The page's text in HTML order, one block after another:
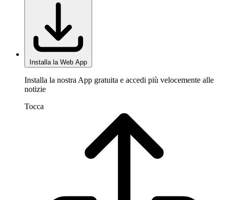
Installa la Web App
Installa la nostra App gratuita e accedi più velocemente alle
notizie
Tocca